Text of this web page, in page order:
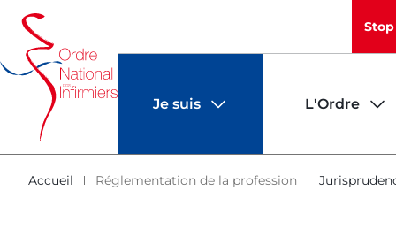
contenu
principal
principale
Je suis
Infirmier
L'Ordre
Contacter mon
d'Ariane
Accueil Réglementation de la profession
de
page
Panneau de gestion des cookies